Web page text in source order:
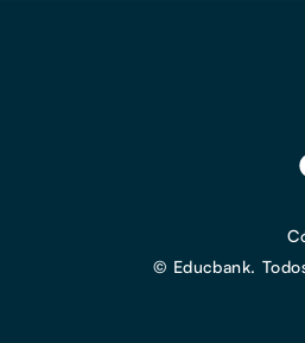
© Educbank.